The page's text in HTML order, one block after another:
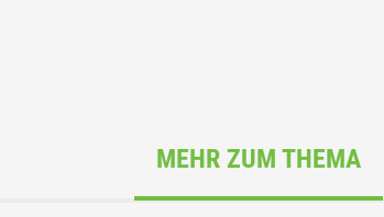
MEHR ZUM THEMA